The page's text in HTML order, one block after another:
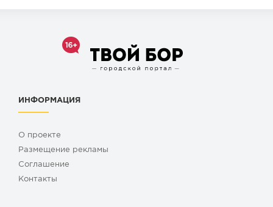
ИНФОРМАЦИЯ
О проекте
Размещение рекламы
Cоглашение
Контакты